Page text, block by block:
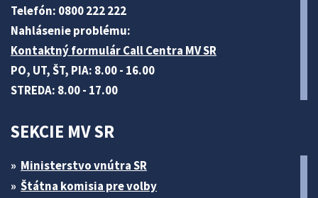
Telefón: 0800 222 222
Nahlásenie problému:
Kontaktný formulár Call Centra MV SR
PO, UT, ŠT, PIA: 8.00 - 16.00
STREDA: 8.00 - 17.00
SEKCIE MV SR
Ministerstvo vnútra SR
Štátna komisia pre volby